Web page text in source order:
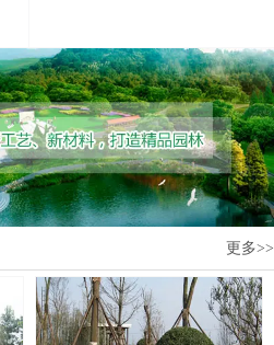
更多>>